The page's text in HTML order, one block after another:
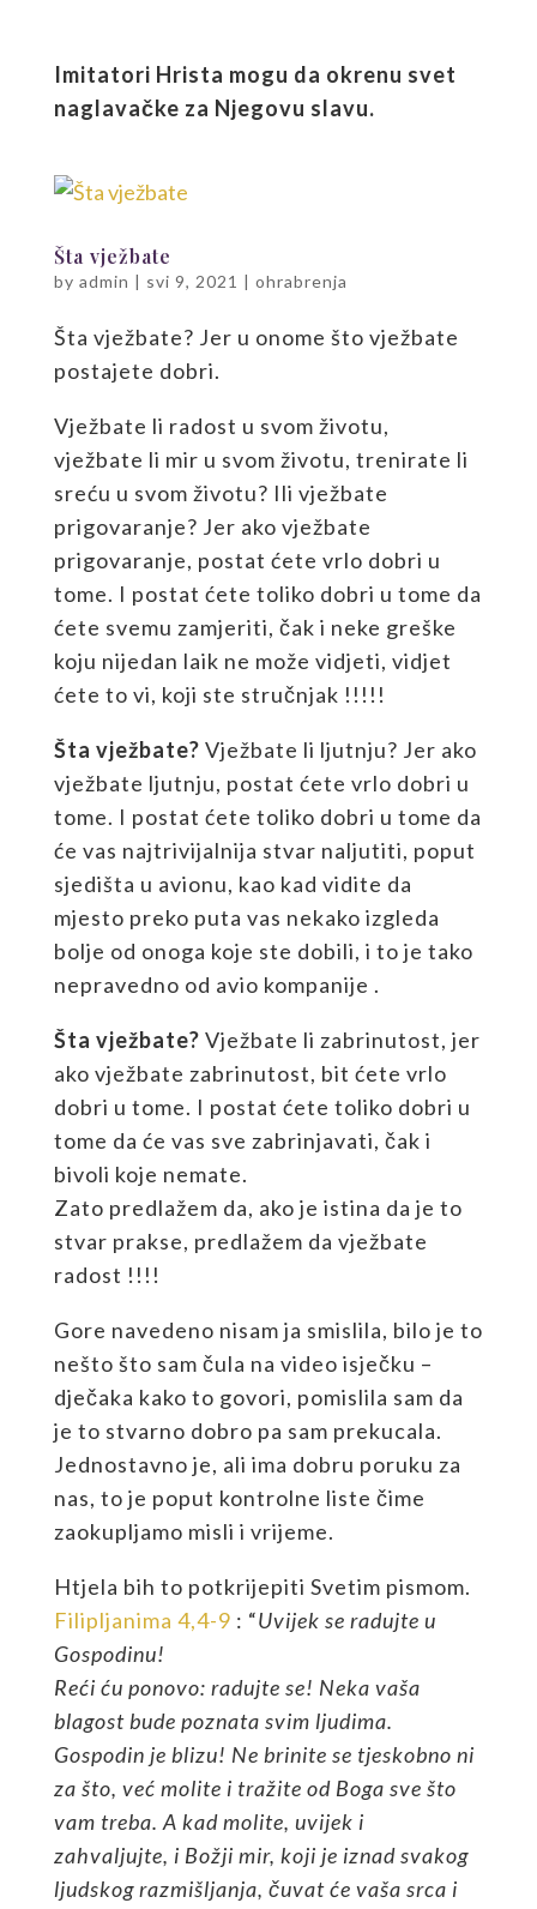
Imitatori Hrista mogu da okrenu svet
naglavačke za Njegovu slavu.
Šta vježbate
by admin | svi 9, 2021 | ohrabrenja
Šta vježbate? Jer u onome što vježbate
postajete dobri.
Vježbate li radost u svom životu,
vježbate li mir u svom životu, trenirate li
sreću u svom životu? Ili vježbate
prigovaranje? Jer ako vježbate
prigovaranje, postat ćete vrlo dobri u
tome. I postat ćete toliko dobri u tome da
ćete svemu zamjeriti, čak i neke greške
koju nijedan laik ne može vidjeti, vidjet
ćete to vi, koji ste stručnjak !!!!!
Šta vježbate? Vježbate li ljutnju? Jer ako
vježbate ljutnju, postat ćete vrlo dobri u
tome. I postat ćete toliko dobri u tome da
će vas najtrivijalnija stvar naljutiti, poput
sjedišta u avionu, kao kad vidite da
mjesto preko puta vas nekako izgleda
bolje od onoga koje ste dobili, i to je tako
nepravedno od avio kompanije .
Šta vježbate? Vježbate li zabrinutost, jer
ako vježbate zabrinutost, bit ćete vrlo
dobri u tome. I postat ćete toliko dobri u
tome da će vas sve zabrinjavati, čak i
bivoli koje nemate.
Zato predlažem da, ako je istina da je to
stvar prakse, predlažem da vježbate
radost !!!!
Gore navedeno nisam ja smislila, bilo je to
nešto što sam čula na video isječku –
dječaka kako to govori, pomislila sam da
je to stvarno dobro pa sam prekucala.
Jednostavno je, ali ima dobru poruku za
nas, to je poput kontrolne liste čime
zaokupljamo misli i vrijeme.
Htjela bih to potkrijepiti Svetim pismom.
Filipljanima 4,4-9 : “Uvijek se radujte u
Gospodinu!
Reći ću ponovo: radujte se! Neka vaša
blagost bude poznata svim ljudima.
Gospodin je blizu! Ne brinite se tjeskobno ni
za što, već molite i tražite od Boga sve što
vam treba. A kad molite, uvijek i
zahvaljujte, i Božji mir, koji je iznad svakog
ljudskog razmišljanja, čuvat će vaša srca i